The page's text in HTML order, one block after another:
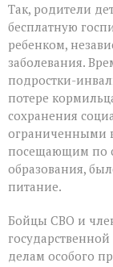
Так, родители
бесплатную
ребенком,
заболевания.
подростки-
потере
сохранения
ограниченными
посещающим по
образования,
питание.
Бойцы СВО и
делам особого